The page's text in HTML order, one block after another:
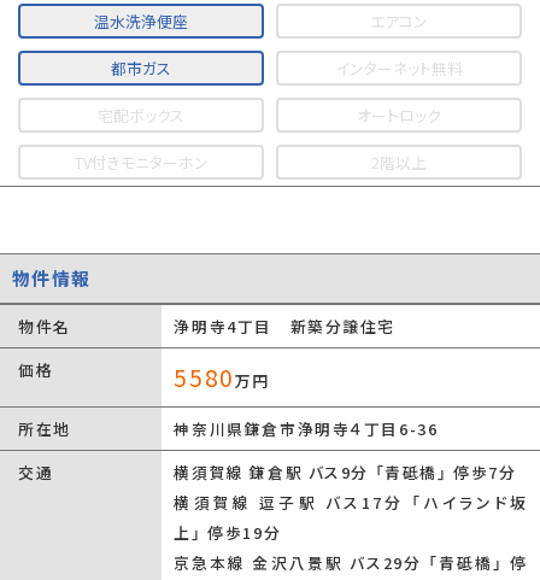
温水洗浄便座 エアコン
都市ガス インターネット無料
宅配ボックス オートロック
TV付きモニターホン 2階以上
物件情報
物件名
浄明寺4丁目 新築分譲住宅
価格
5580万円
所在地
神奈川県鎌倉市浄明寺４丁目6-36
交通
横須賀線 鎌倉駅 バス9分 「青砥橋」 停歩7分
横須賀線 逗子駅 バス17分 「ハイランド坂
上」 停歩19分
京急本線 金沢八景駅 バス29分 「青砥橋」 停